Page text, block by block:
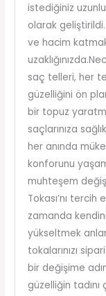
istediğiniz
olarak geliştirildi.
ve hacim
saç telleri, her
güzelliğini ön
bir topuz
saçlarınıza
her anında
konforunu
muhteşem
Tokası’nı tercih
zamanda
yükseltmek
tokalarınızı
bir değişime
güzelliğin tadını